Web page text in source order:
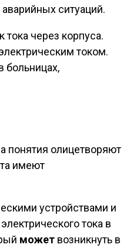
ситуаций.
через корпуса.
током.
больницах,
понятия олицетворяют
имеют
устройствами и
тока в
может возникнуть в